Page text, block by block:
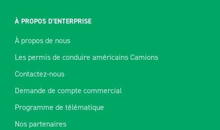
À PROPOS D’ENTERPRISE
À propos de nous
Les permis de conduire américains Camions
Contactez-nous
Demande de compte commercial
Programme de télématique
Nos partenaires